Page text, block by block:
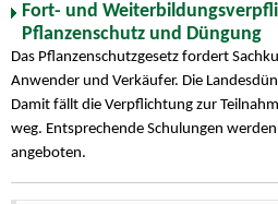
Fort- und
Pflanzenschutz und Düngung
Das Pflanzenschutzgesetz fordert
Anwender und Verkäufer. Die
Damit fällt die Verpflichtung zur
weg. Entsprechende Schulungen
angeboten.